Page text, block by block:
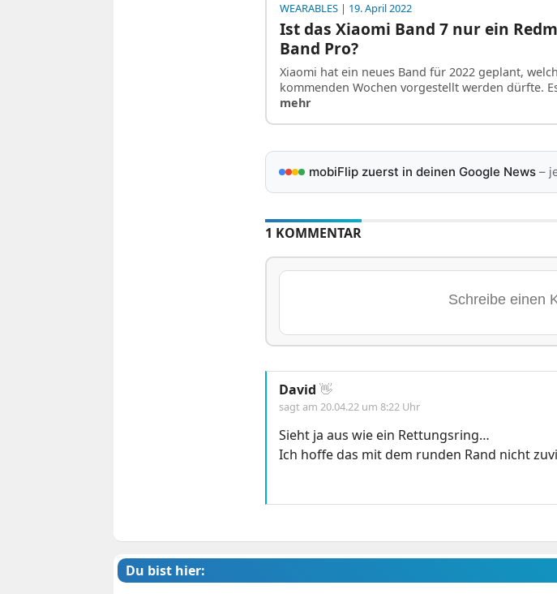
WEARABLES| 19. April 2022
Ist das Xiaomi Band 7 nur ein
Band Pro?
Xiaomi hat ein neues Band für 2022 geplant,
kommenden Wochen vorgestellt werden dürfte.
mehr
mobiFlip zuerst in deinen Google News–
1 KOMMENTAR
David 👋
sagt am 20.04.22 um 8:22 Uhr
Sieht ja aus wie ein Rettungsring…
Ich hoffe das mit dem runden Rand nicht
Du bist hier: